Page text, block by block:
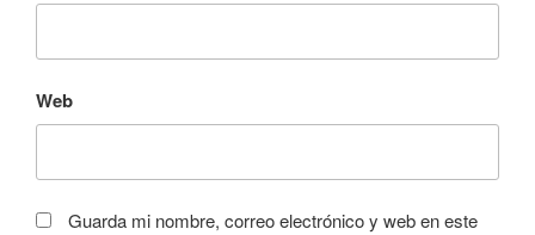
Web
Guarda mi nombre, correo electrónico y web en este